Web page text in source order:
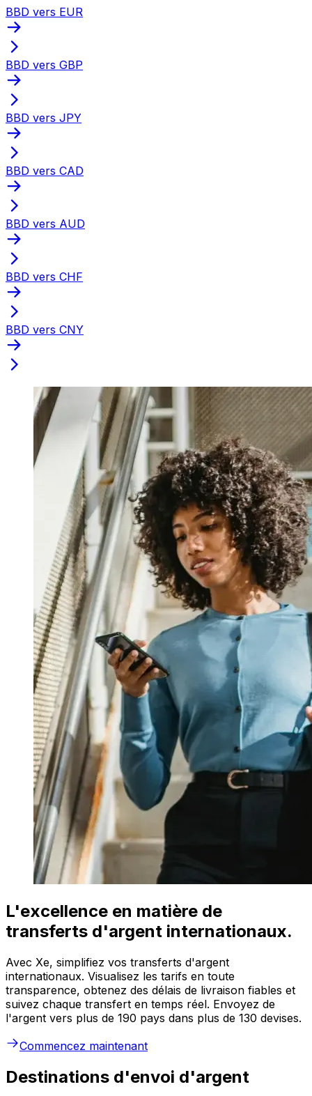
BBD vers EUR
BBD vers GBP
BBD vers JPY
BBD vers CAD
BBD vers AUD
BBD vers CHF
BBD vers CNY
L'excellence en matière de
transferts d'argent internationaux.
Avec Xe, simplifiez vos transferts d'argent
internationaux. Visualisez les tarifs en toute
transparence, obtenez des délais de livraison fiables et
suivez chaque transfert en temps réel. Envoyez de
l'argent vers plus de 190 pays dans plus de 130 devises.
Commencez maintenant
Destinations d'envoi d'argent